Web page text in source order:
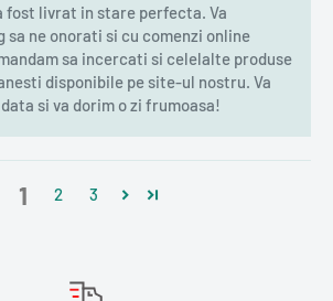
fost livrat in stare perfecta. Va
sa ne onorati si cu comenzi online
sa incercati si celelalte produse
disponibile pe site-ul nostru. Va
si va dorim o zi frumoasa!
1 2 3